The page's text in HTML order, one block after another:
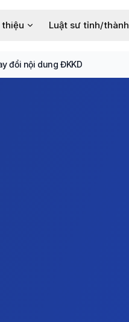
thiệu Luật sư tỉnh/thành
đổi nội dung ĐKKD